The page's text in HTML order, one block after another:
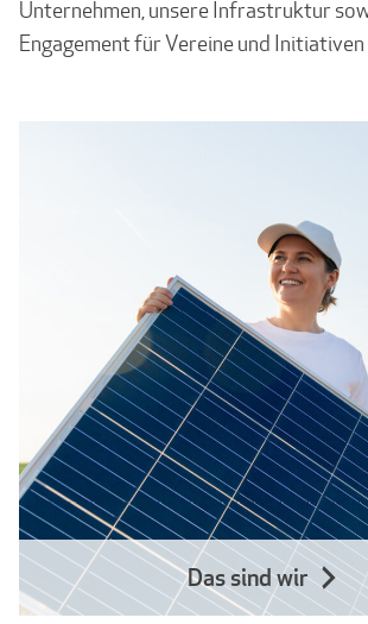
Unternehmen, unsere Infrastruktur
Engagement für Vereine und Initiativen
Das sind wir